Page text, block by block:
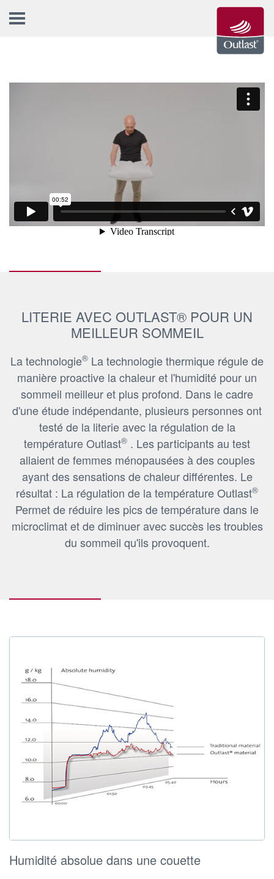
LITERIE AVEC OUTLAST® POUR UN
MEILLEUR SOMMEIL
La technologie® La technologie thermique régule de
manière proactive la chaleur et l'humidité pour un
sommeil meilleur et plus profond. Dans le cadre
d'une étude indépendante, plusieurs personnes ont
testé de la literie avec la régulation de la
température Outlast® . Les participants au test
allaient de femmes ménopausées à des couples
ayant des sensations de chaleur différentes. Le
résultat : La régulation de la température Outlast®
Permet de réduire les pics de température dans le
microclimat et de diminuer avec succès les troubles
du sommeil qu'ils provoquent.
Humidité absolue dans une couette